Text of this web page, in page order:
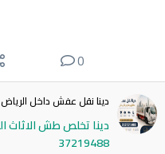
0
دينا نقل عفش داخل الرياض 0537219488
37219488